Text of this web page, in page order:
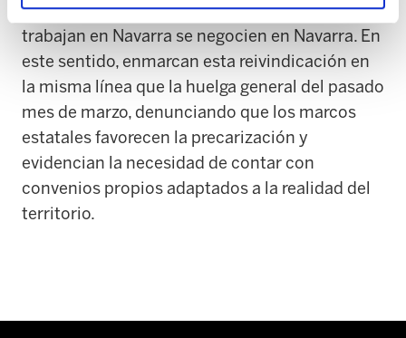
condiciones laborales de quienes viven y
trabajan en Navarra se negocien en Navarra. En
este sentido, enmarcan esta reivindicación en
la misma línea que la huelga general del pasado
mes de marzo, denunciando que los marcos
estatales favorecen la precarización y
evidencian la necesidad de contar con
convenios propios adaptados a la realidad del
territorio.